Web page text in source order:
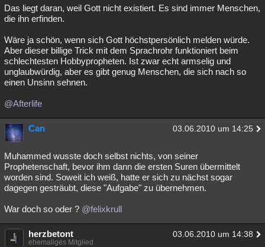
Lesenswert
Das liegt daran, weil Gott nicht existiert. Es sind immer Menschen,
die ihn erfinden.
Wäre ja schön, wenn sich Gott höchstpersönlich melden würde.
Aber dieser billige Trick mit dem Sprachrohr funktioniert beim
schlechtesten Hobbypropheten. Ist zwar echt armselig und
unglaubwürdig, aber es gibt genug Menschen, die sich nach so
einen Unsinn sehnen.
@Afterlife
Can 03.06.2010 um 14:25
Muhammed wusste doch selbst nichts, von seiner
Prophetenschaft, bevor ihm dann die ersten Suren übermittelt
worden sind. Soweit ich weiß, hatte er sich zu nächst sogar
dagegen gesträubt, diese "Aufgabe" zu übernehmen.
War doch so oder ? @felixkrull
herzbetont 03.06.2010 um 14:38
ehemaliges Mitglied